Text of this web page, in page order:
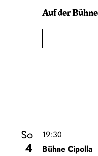
Auf der Bühne
So
4
19:30
Bühne Cipolla